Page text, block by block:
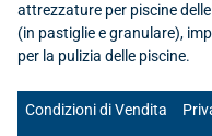
attrezzature per piscine
(in pastiglie e granulare),
per la pulizia delle piscine.
Condizioni di Vendita